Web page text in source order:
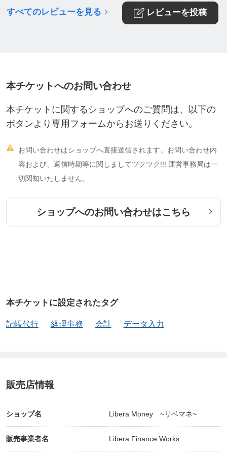
レビューを投稿
すべてのレビューを見る
本チケットへのお問い合わせ
本チケットに関するショップへのご質問は、以下の
ボタンより専用フォームからお送りください。

お問い合わせはショップへ直接送信されます。お問い合わせ内
容および、返信時期等に関しましてツクツク!!! 運営事務局は一
切関知いたしません。
ショップへのお問い合わせはこちら
本チケットに設定されたタグ
記帳代行 経理事務 会計 データ入力
販売店情報
ショップ名 Libera Money ~リベマネ~
販売事業者名 Libera Finance Works